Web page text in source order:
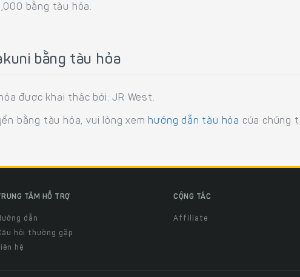
bằng tàu hỏa.
bằng tàu hỏa
được khai thác bởi: JR West.
bằng tàu hỏa, vui lòng xem hướng dẫn tàu hỏa của chúng
TÂM HỖ TRỢ
dẫn
hỏi thường gặp
hệ
CỘNG TÁC
Affiliate